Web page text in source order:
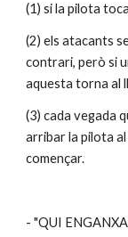
(1) si la pilota
(2) els atacants
contrari, però si
aquesta torna al
(3) cada vegada
arribar la pilota
començar.
- "QUI